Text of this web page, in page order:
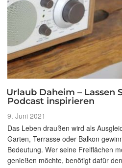
Urlaub Daheim – Lassen
Podcast inspirieren
Veröffentlicht
am
9. Juni 2021
Das Leben draußen wird als
Garten, Terrasse oder Balkon
Bedeutung. Wer seine Freiflächen
genießen möchte, benötigt dafür